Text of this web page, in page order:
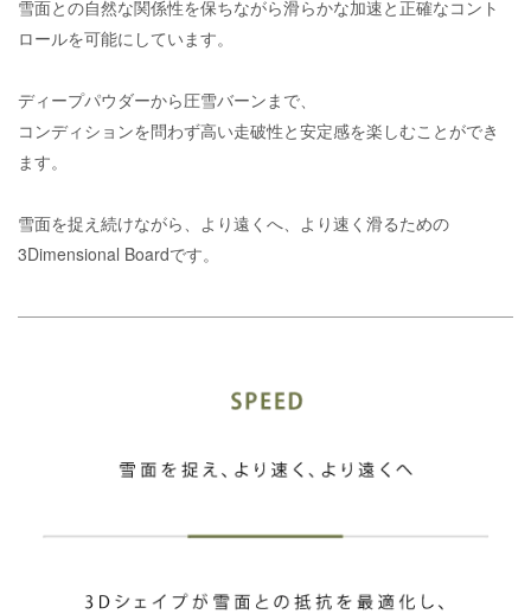
雪面との自然な関係性を保ちながら滑らかな加速と正確なコント
ロールを可能にしています。
ディープパウダーから圧雪バーンまで、
コンディションを問わず高い走破性と安定感を楽しむことができ
ます。
雪面を捉え続けながら、より遠くへ、より速く滑るための
3Dimensional Boardです。